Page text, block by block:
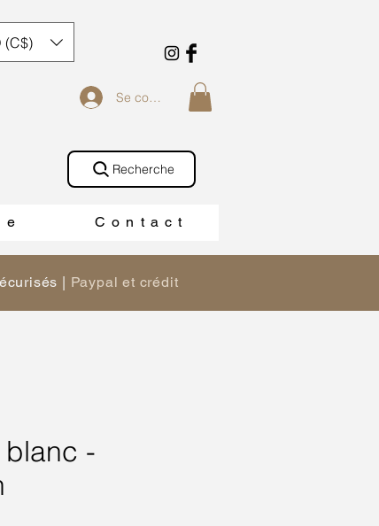
Se connecter
e C o n t a c t
Recherche
(C$)
| Paypal et crédit
blanc -